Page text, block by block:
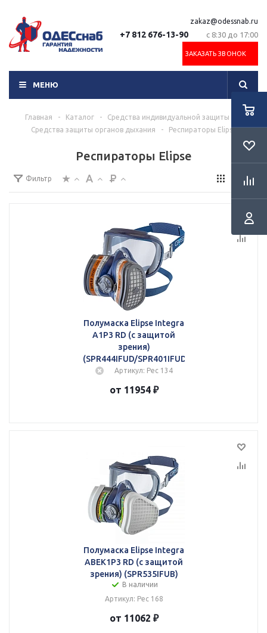
+7 812 676-13-90
zakaz@odessnab.ru
с 8:30 до 17:00
ЗАКАЗАТЬ ЗВОНОК
МЕНЮ
Главная - Каталог - Средства индивидуальной защиты
Средства защиты органов дыхания
- Респираторы Elipse
Респираторы Elipse
Фильтр
Полумаска Elipse Integra
A1P3 RD (с защитой
зрения)
(SPR444IFUD/SPR401IFUD)
Артикул: Рес 134
от 11954 ₽
Полумаска Elipse Integra
ABEK1P3 RD (с защитой
зрения) (SPR535IFUB)
В наличии
Артикул: Рес 168
от 11062 ₽